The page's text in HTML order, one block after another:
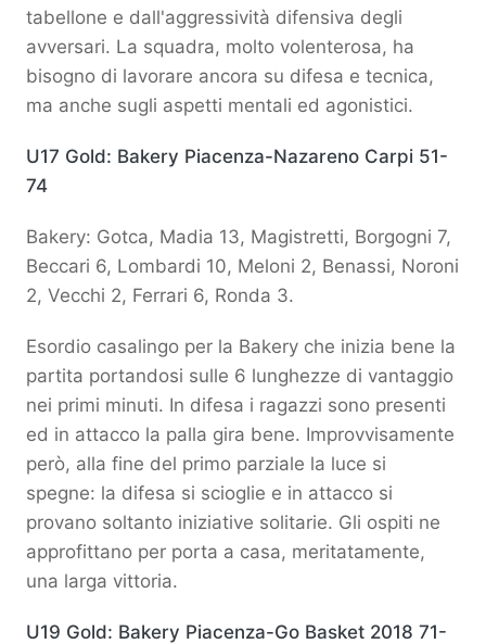
tabellone e dall'aggressività difensiva degli
avversari. La squadra, molto volenterosa, ha
bisogno di lavorare ancora su difesa e tecnica,
ma anche sugli aspetti mentali ed agonistici.
U17 Gold: Bakery Piacenza-Nazareno Carpi 51-
74
Bakery: Gotca, Madia 13, Magistretti, Borgogni 7,
Beccari 6, Lombardi 10, Meloni 2, Benassi, Noroni
2, Vecchi 2, Ferrari 6, Ronda 3.
Esordio casalingo per la Bakery che inizia bene la
partita portandosi sulle 6 lunghezze di vantaggio
nei primi minuti. In difesa i ragazzi sono presenti
ed in attacco la palla gira bene. Improvvisamente
però, alla fine del primo parziale la luce si
spegne: la difesa si scioglie e in attacco si
provano soltanto iniziative solitarie. Gli ospiti ne
approfittano per porta a casa, meritatamente,
una larga vittoria.
U19 Gold: Bakery Piacenza-Go Basket 2018 71-